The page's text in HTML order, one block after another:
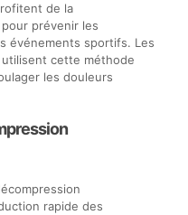
de la
prévenir les
événements sportifs. Les
cette méthode
les douleurs
rapide des